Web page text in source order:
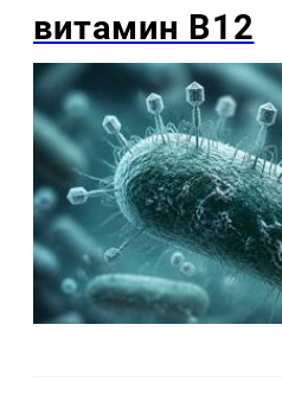
витамин B12